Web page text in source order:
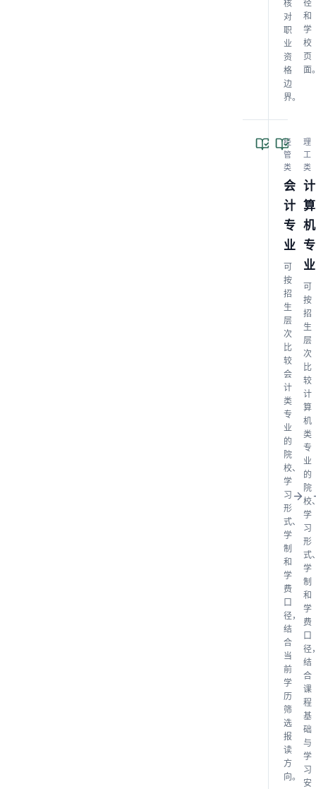
核
对
职
业
资
格
边
界。
径
和
学
校
页
面
经
管
类
会
计
专
业
可
按
招
生
层
次
比
较
会
计
类
专
业
的
院
校、
学
习
形
式、
学
制
和
学
费
口
径，
结
合
当
前
学
历
筛
选
报
读
方
向。
理
工
类
计
算
机
专
业
可
按
招
生
层
次
比
较
计
算
机
类
专
业
的
院
校
学
习
形
式
学
制
和
学
费
口
径
结
合
课
程
基
础
与
学
习
安